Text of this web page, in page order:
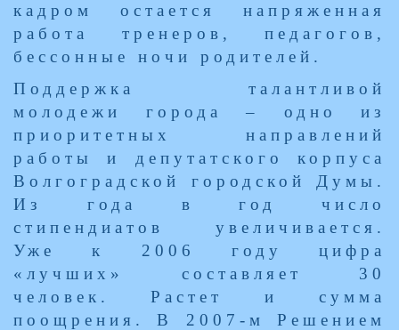
кадром остается напряженная
работа тренеров, педагогов,
бессонные ночи родителей.
Поддержка талантливой
молодежи города – одно из
приоритетных направлений
работы и депутатского корпуса
Волгоградской городской Думы.
Из года в год число
стипендиатов увеличивается.
Уже к 2006 году цифра
«лучших» составляет 30
человек. Растет и сумма
поощрения. В 2007-м Решением